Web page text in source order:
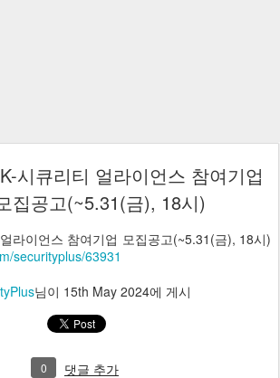
시큐리티 얼라이언스 참여기업
집공고(~5.31(금), 18시)
라이언스 참여기업 모집공고(~5.31(금), 18시)
securityplus/63931
님이 15th May 2024에 게시
0 댓글 추가